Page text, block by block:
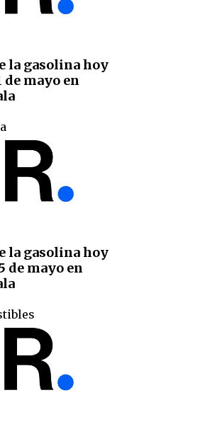
la gasolina hoy
de mayo en
la gasolina hoy
de mayo en